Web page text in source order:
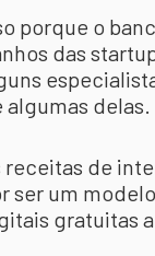
porque o
das
algumas delas.
receitas de
ser um
gratuitas